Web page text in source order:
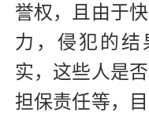
誉权，且由于
力，侵犯的
实，这些人是
担保责任等，